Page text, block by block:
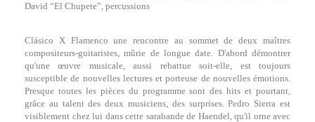
David “El Chupete”, percussions
Clásico X Flamenco une rencontre au sommet de deux maîtres
compositeurs-guitaristes, mûrie de longue date. D'abord démontrer
qu'une œuvre musicale, aussi rebattue soit-elle, est toujours
susceptible de nouvelles lectures et porteuse de nouvelles émotions.
Presque toutes les pièces du programme sont des hits et pourtant,
grâce au talent des deux musiciens, des surprises. Pedro Sierra est
visiblement chez lui dans cette sarabande de Haendel, qu'il orne avec